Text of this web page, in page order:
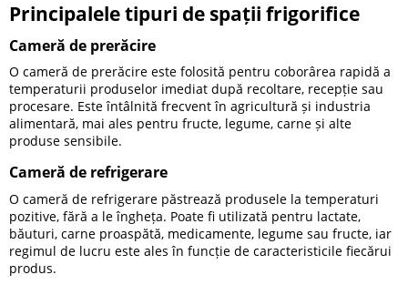
Principalele tipuri de spații frigorifice
Cameră de prerăcire
O cameră de prerăcire este folosită pentru coborârea rapidă a
temperaturii produselor imediat după recoltare, recepție sau
procesare. Este întâlnită frecvent în agricultură și industria
alimentară, mai ales pentru fructe, legume, carne și alte
produse sensibile.
Cameră de refrigerare
O cameră de refrigerare păstrează produsele la temperaturi
pozitive, fără a le îngheța. Poate fi utilizată pentru lactate,
băuturi, carne proaspătă, medicamente, legume sau fructe, iar
regimul de lucru este ales în funcție de caracteristicile fiecărui
produs.